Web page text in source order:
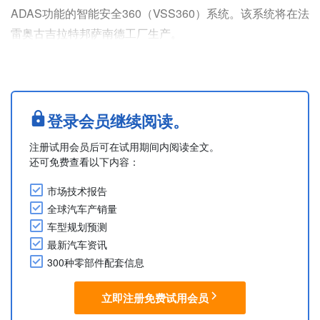
ADAS功能的智能安全360（VSS360）系统。该系统将在法
雷奥古吉拉特邦萨南德工厂生产。
将雷达集成至智能前视摄像头，无需独立的ECU单元，可
简化与现有车辆架构的集成工作。主要安全功能包括前向碰
撞预警、自动紧急制动、车道偏离预警以及驾驶员疲劳与注
意力分散预警。
登录会员继续阅读。
注册试用会员后可在试用期间内阅读全文。
还可免费查看以下内容：
市场技术报告
全球汽车产销量
车型规划预测
最新汽车资讯
300种零部件配套信息
立即注册免费试用会员